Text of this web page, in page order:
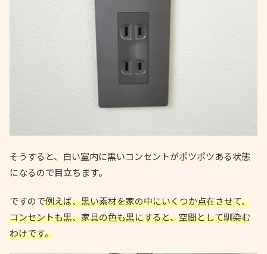
そうすると、白い室内に黒いコンセントがポツポツある状態
になるので目立ちます。
ですので例えば、黒い素材を家の中にいくつか点在させて、
コンセントも黒、家具の色も黒にすると、空間として馴染む
わけです。